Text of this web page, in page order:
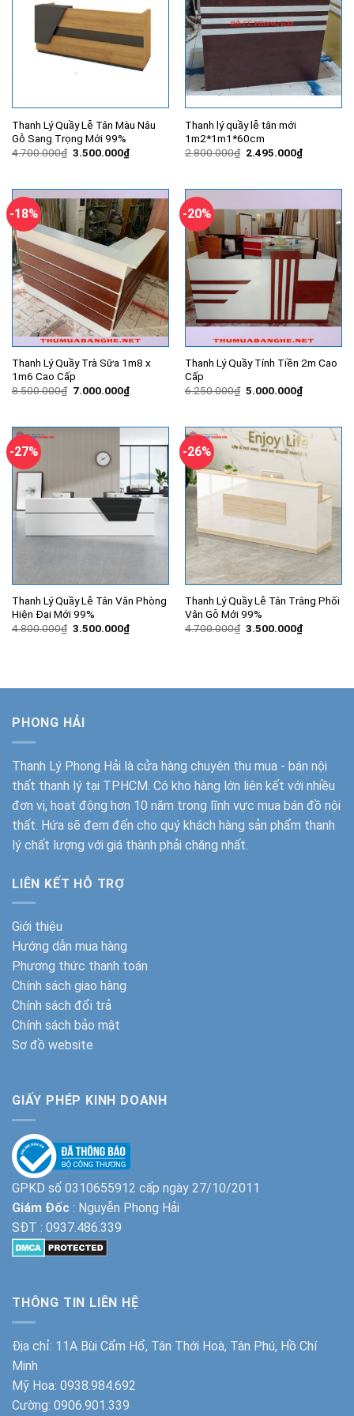
Thanh Lý Quầy Lễ Tân Màu Nâu
Gỗ Sang Trọng Mới 99%
4.700.000₫ Giá
3.500.000₫Giá
hiện
3.500.000₫.
Thanh lý quầy lễ tân mới
1m2*1m1*60cm
2.800.000₫ Giá
2.495.000₫Giá
hiện
-18%
Thanh Lý Quầy Trà Sữa 1m8 x
1m6 Cao Cấp
8.500.000₫ Giá
7.000.000₫Giá
hiện
7.000.000₫.
-20%
Thanh Lý Quầy Tính Tiền 2m Cao
Cấp
6.250.000₫ Giá
5.000.000₫Giá
hiện
-27%
Thanh Lý Quầy Lễ Tân Văn Phòng
Hiện Đại Mới 99%
4.800.000₫ Giá
3.500.000₫Giá
hiện
-26%
Thanh Lý Quầy Lễ Tân Trắng Phối
Vân Gỗ Mới 99%
4.700.000₫ Giá
3.500.000₫Giá
hiện
PHONG HẢI
Thanh Lý Phong Hải là cửa hàng chuyên thu mua - bán nội
thất thanh lý tại TPHCM. Có kho hàng lớn liên kết với nhiều
đơn vị, hoạt động hơn 10 năm trong lĩnh vực mua bán đồ nội
thất. Hứa sẽ đem đến cho quý khách hàng sản phẩm thanh
lý chất lượng với giá thành phải chăng nhất.
LIÊN KẾT HỖ TRỢ
Giới thiệu
Hướng dẫn mua hàng
Phương thức thanh toán
Chính sách giao hàng
Chính sách đổi trả
Chính sách bảo mật
Sơ đồ website
GIẤY PHÉP KINH DOANH
GPKD số 0310655912 cấp ngày 27/10/2011
Giám Đốc : Nguyễn Phong Hải
SĐT : 0937.486.339
THÔNG TIN LIÊN HỆ
Địa chỉ: 11A Bùi Cẩm Hổ, Tân Thới Hoà, Tân Phú, Hồ Chí
Minh
Mỹ Hoa: 0938.984.692
Cường: 0906.901.339